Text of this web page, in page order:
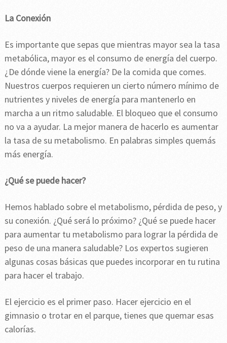
La Conexión
Es importante que sepas que mientras mayor sea la tasa
metabólica, mayor es el consumo de energía del cuerpo.
¿De dónde viene la energía? De la comida que comes.
Nuestros cuerpos requieren un cierto número mínimo de
nutrientes y niveles de energía para mantenerlo en
marcha a un ritmo saludable. El bloqueo que el consumo
no va a ayudar. La mejor manera de hacerlo es aumentar
la tasa de su metabolismo. En palabras simples quemás
más energía.
¿Qué se puede hacer?
Hemos hablado sobre el metabolismo, pérdida de peso, y
su conexión. ¿Qué será lo próximo? ¿Qué se puede hacer
para aumentar tu metabolismo para lograr la pérdida de
peso de una manera saludable? Los expertos sugieren
algunas cosas básicas que puedes incorporar en tu rutina
para hacer el trabajo.
El ejercicio es el primer paso. Hacer ejercicio en el
gimnasio o trotar en el parque, tienes que quemar esas
calorías.